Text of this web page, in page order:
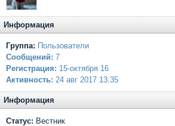
Информация
Группа: Пользователи
Сообщений: 7
Регистрация: 15-октября 16
Активность: 24 авг 2017 13:35
Информация
Статус: Вестник